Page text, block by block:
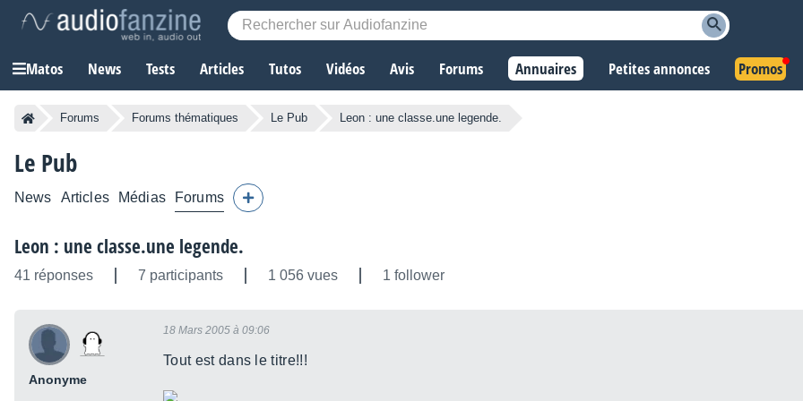
Matos News Tests Articles Tutos Vidéos Avis Forums Annuaires Petites annonces Promos
Forums Forums thématiques Le Pub Leon : une classe.une legende.
Le Pub
News Articles Médias Forums
Leon : une classe.une legende.
41 réponses 7 participants 1 056 vues 1 follower
Anonyme
18 Mars 2005 à 09:06
Tout est dans le titre!!!